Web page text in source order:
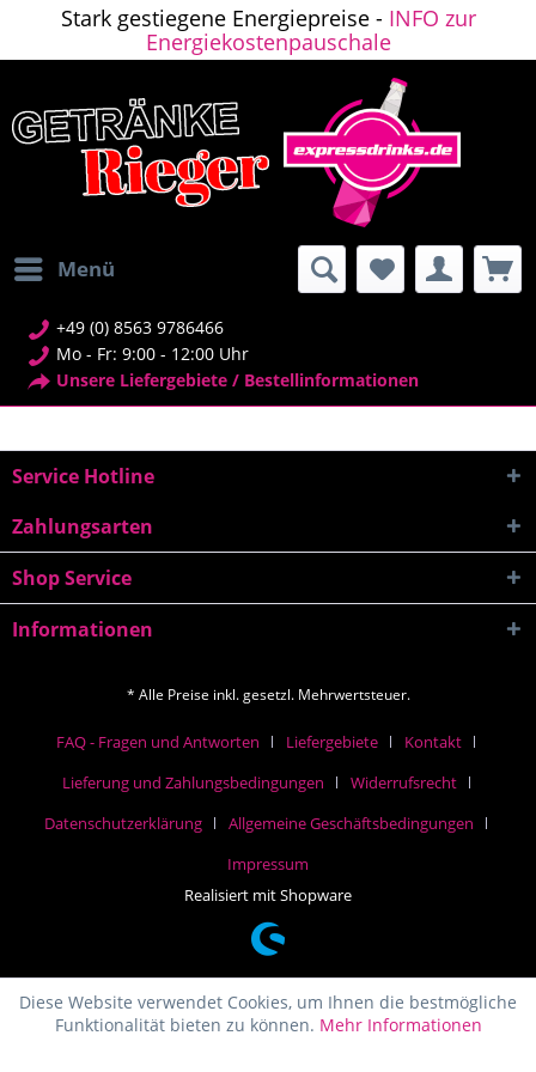
Stark gestiegene Energiepreise - INFO zur
Energiekostenpauschale
Menü
+49 (0) 8563 9786466
Mo - Fr: 9:00 - 12:00 Uhr
Unsere Liefergebiete / Bestellinformationen
Service Hotline
Zahlungsarten
Shop Service
Informationen
* Alle Preise inkl. gesetzl. Mehrwertsteuer.
FAQ - Fragen und Antworten Liefergebiete
Kontakt
Lieferung und Zahlungsbedingungen
Widerrufsrecht
Datenschutzerklärung
Allgemeine Geschäftsbedingungen
Impressum
Realisiert mit Shopware
Diese Website verwendet Cookies, um Ihnen die bestmögliche
Funktionalität bieten zu können. Mehr Informationen